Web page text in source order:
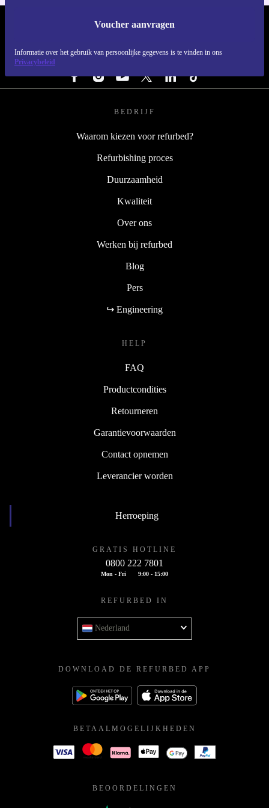
Voucher aanvragen
Informatie over het gebruik van persoonlijke gegevens is te vinden in ons
Privacybeleid
REFURBED NEDERLAND - RETHINK NEW.
VOLG ONS
BEDRIJF
Waarom kiezen voor refurbed?
Refurbishing proces
Duurzaamheid
Kwaliteit
Over ons
Werken bij refurbed
Blog
Pers
↪ Engineering
HELP
FAQ
Productcondities
Retourneren
Garantievoorwaarden
Contact opnemen
Leverancier worden
Herroeping
GRATIS HOTLINE
0800 222 7801
Mon - Fri 9:00 - 15:00
REFURBED IN
Nederland
DOWNLOAD DE REFURBED APP
BETAALMOGELIJKHEDEN
BEOORDELINGEN